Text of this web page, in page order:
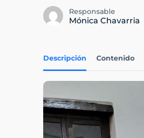
Responsable
Mónica Chavarria
Descripción Contenido